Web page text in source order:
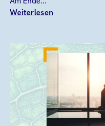
Weiterlesen